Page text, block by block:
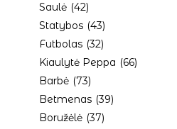
Saulė (42)
Statybos (43)
Futbolas (32)
Kiaulytė Peppa (66)
Barbė (73)
Betmenas (39)
Boružėlė (37)